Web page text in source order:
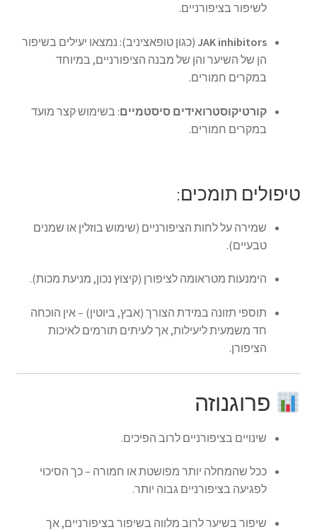
לשיפור בציפורניים.
JAK inhibitors (כגון טופאציניב): נמצאו יעילים בשיפור
הן של השיער והן של מבנה הציפורניים, במיוחד
במקרים חמורים.
קורטיקוסטרואידים סיסטמיים: בשימוש קצר מועד
במקרים חמורים.
טיפולים תומכים:
שמירה על לחות הציפורניים (שימוש בוזלין או שמנים
טבעיים).
הימנעות מטראומה לציפורן (קיצוץ נכון, מניעת מכות).
תוספי תזונה במידת הצורך (אבץ, ביוטין) – אין הוכחה
חד משמעית ליעילות, אך לעיתים תורמים לאיכות
הציפורן.
פרוגנוזה
שינויים בציפורניים לרוב הפיכים.
ככל שהמחלה יותר מפושטת או חמורה – כך הסיכוי
לפגיעה בציפורניים גבוה יותר.
שיפור בשיער לרוב מלווה בשיפור בציפורניים, אך